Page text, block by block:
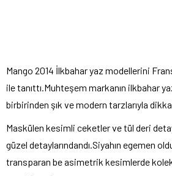
Mango 2014 İlkbahar yaz modellerini
ile tanıttı.Muhteşem markanın ilkbahar
birbirinden şık ve modern tarzlarıyla
Maskülen kesimli ceketler ve tül deri
güzel detaylarındandı.Siyahın egemen
transparan be asimetrik kesimlerde